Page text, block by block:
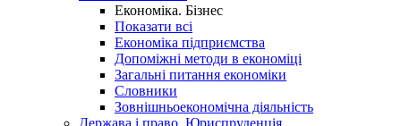
Економіка. Бізнес
Показати всі
Економіка підприємства
Допоміжні методи в економіці
Загальні питання економіки
Словники
Зовнішньоекономічна діяльність
Держава і право. Юриспруденція